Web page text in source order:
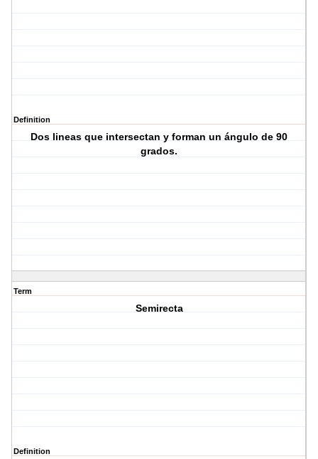
Definition
Dos lineas que intersectan y forman un ángulo de 90
grados.
Term
Semirecta
Definition